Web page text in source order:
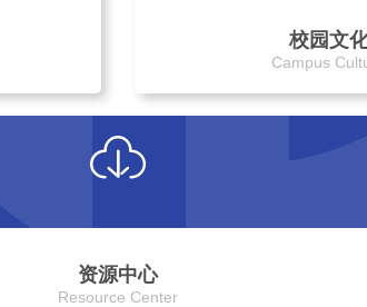
校园文
Campus
资源中心
Resource Center